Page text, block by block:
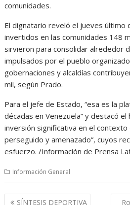
comunidades.
El dignatario reveló el jueves último
invertidos en las comunidades 148
sirvieron para consolidar alrededor
impulsados por el pueblo
gobernaciones y alcaldías
mil, según Prado.
Para el jefe de Estado, “esa es la
décadas en Venezuela” y destacó el
inversión significativa en el contexto
perseguido y amenazado”, cuyos
esfuerzo. /Información de Prensa
Información General
Navegación
SÍNTESIS DEPORTIVA